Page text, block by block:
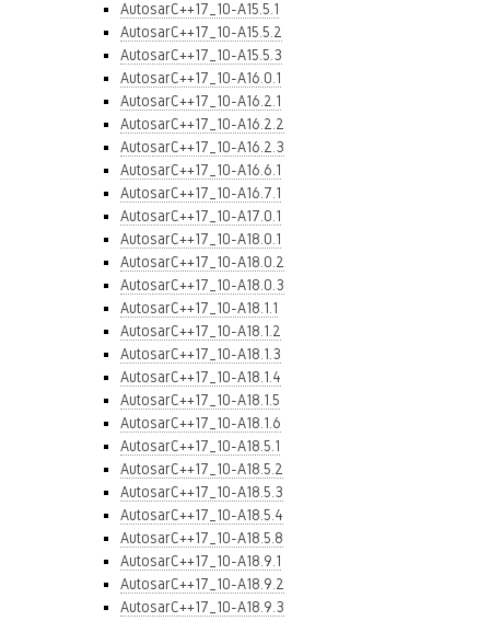
AutosarC++17_10-A15.5.1
AutosarC++17_10-A15.5.2
AutosarC++17_10-A15.5.3
AutosarC++17_10-A16.0.1
AutosarC++17_10-A16.2.1
AutosarC++17_10-A16.2.2
AutosarC++17_10-A16.2.3
AutosarC++17_10-A16.6.1
AutosarC++17_10-A16.7.1
AutosarC++17_10-A17.0.1
AutosarC++17_10-A18.0.1
AutosarC++17_10-A18.0.2
AutosarC++17_10-A18.0.3
AutosarC++17_10-A18.1.1
AutosarC++17_10-A18.1.2
AutosarC++17_10-A18.1.3
AutosarC++17_10-A18.1.4
AutosarC++17_10-A18.1.5
AutosarC++17_10-A18.1.6
AutosarC++17_10-A18.5.1
AutosarC++17_10-A18.5.2
AutosarC++17_10-A18.5.3
AutosarC++17_10-A18.5.4
AutosarC++17_10-A18.5.8
AutosarC++17_10-A18.9.1
AutosarC++17_10-A18.9.2
AutosarC++17_10-A18.9.3